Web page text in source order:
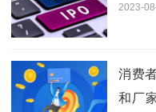
2023-
消费
和厂